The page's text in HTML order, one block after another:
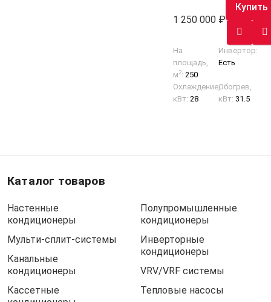
1 250 000
Купить
На
площадь,
м2:250
Инвертор:
Есть
Охлаждение,
кВт:28
Обогрев,
кВт: 31.5
Каталог товаров
Настенные
кондиционеры
Мульти-сплит-системы
Канальные
кондиционеры
Кассетные
Полупромышленные
кондиционеры
Инверторные
кондиционеры
VRV/VRF системы
Тепловые насосы